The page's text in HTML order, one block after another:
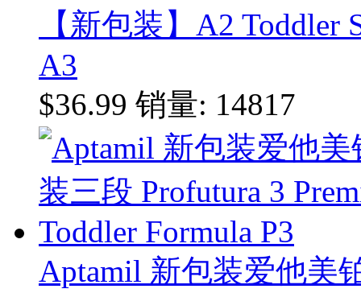
【新包装】A2 Toddler
A3
$36.99 销量: 14817
Aptamil 新包装爱他美